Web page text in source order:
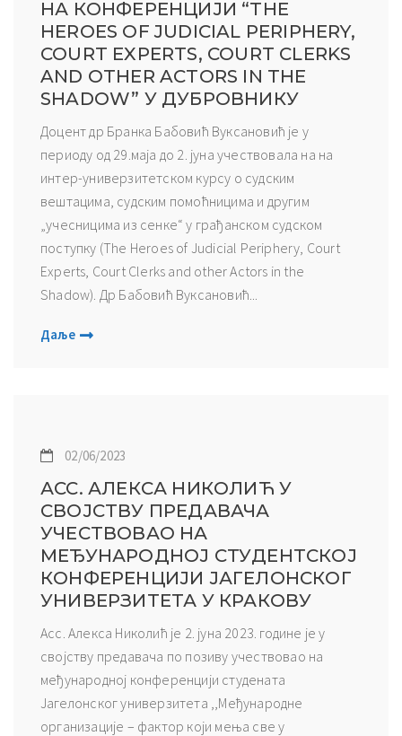
НА КОНФЕРЕНЦИЈИ “THE
HEROES OF JUDICIAL PERIPHERY,
COURT EXPERTS, COURT CLERKS
AND OTHER ACTORS IN THE
SHADOW” У ДУБРОВНИКУ
Доцент др Бранка Бабовић Вуксановић је у
периоду од 29.маја до 2. јуна учествовала на на
интер-универзитетском курсу о судским
вештацима, судским помоћницима и другим
„учесницима из сенке“ у грађанском судском
поступку (The Heroes of Judicial Periphery, Court
Experts, Court Clerks and other Actors in the
Shadow). Др Бабовић Вуксановић...
Даље
02/06/2023
АСС. АЛЕКСА НИКОЛИЋ У
СВОЈСТВУ ПРЕДАВАЧА
УЧЕСТВОВАО НА
МЕЂУНАРОДНОЈ СТУДЕНТСКОЈ
КОНФЕРЕНЦИЈИ ЈАГЕЛОНСКОГ
УНИВЕРЗИТЕТА У КРАКОВУ
Асс. Алекса Николић је 2. јуна 2023. године је у
својству предавача по позиву учествовао на
међународној конференцији студената
Јагелонског универзитета ,,Meђународне
организације – фактор који мења све у